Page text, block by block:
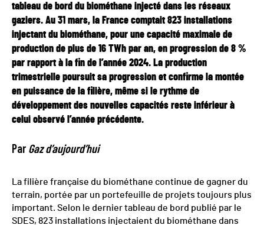
tableau de bord du biométhane injecté dans les réseaux
gaziers. Au 31 mars, la France comptait 823 installations
injectant du biométhane, pour une capacité maximale de
production de plus de 16 TWh par an, en progression de 8 %
par rapport à la fin de l’année 2024. La production
trimestrielle poursuit sa progression et confirme la montée
en puissance de la filière, même si le rythme de
développement des nouvelles capacités reste inférieur à
celui observé l’année précédente.
Par Gaz d’aujourd’hui
La filière française du biométhane continue de gagner du
terrain, portée par un portefeuille de projets toujours plus
important. Selon le dernier tableau de bord publié par le
SDES, 823 installations injectaient du biométhane dans